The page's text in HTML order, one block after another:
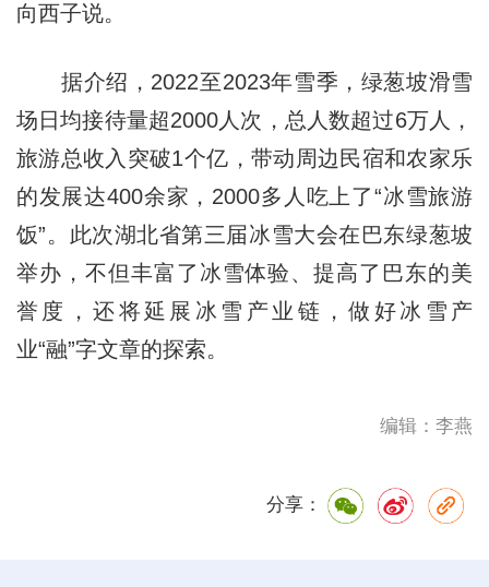
向西子说。
据介绍，2022至2023年雪季，绿葱坡滑雪
场日均接待量超2000人次，总人数超过6万人，
旅游总收入突破1个亿，带动周边民宿和农家乐
的发展达400余家，2000多人吃上了“冰雪旅游
饭”。此次湖北省第三届冰雪大会在巴东绿葱坡
举办，不但丰富了冰雪体验、提高了巴东的美
誉度，还将延展冰雪产业链，做好冰雪产
业“融”字文章的探索。
编辑：李燕
分享：